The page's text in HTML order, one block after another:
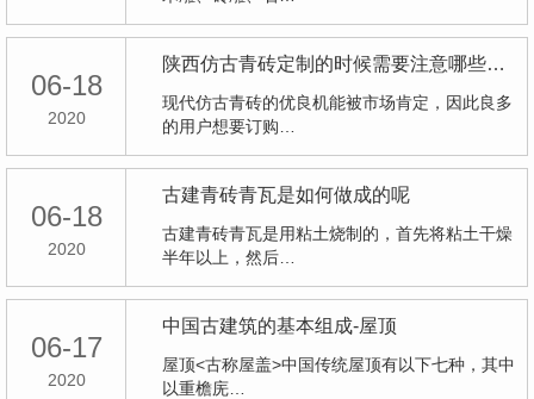
06-18
2020
陕西仿古青砖定制的时候需要注意哪些问题？
现代仿古青砖的优良机能被市场肯定，因此良多
的用户想要订购…
06-18
2020
古建青砖青瓦是如何做成的呢
古建青砖青瓦是用粘土烧制的，首先将粘土干燥
半年以上，然后…
06-17
2020
中国古建筑的基本组成-屋顶
屋顶<古称屋盖>中国传统屋顶有以下七种，其中
以重檐庑…